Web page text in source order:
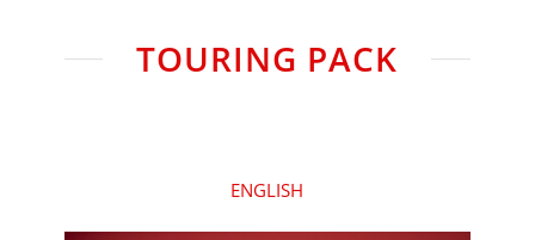
TOURING PACK
ENGLISH